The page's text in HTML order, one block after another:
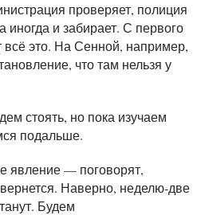
проверяет, полиция
иногда и забирает. С первого
всё это. На Сенной, например,
что там нельзя у
стоять, но пока изучаем
подальше.
явление — поговорят,
Наверно, неделю-две
Будем